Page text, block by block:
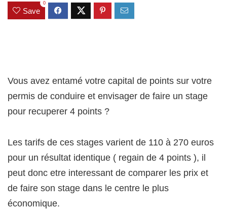
Save
0
Vous avez entamé votre capital de points sur votre
permis de conduire et envisager de faire un stage
pour recuperer 4 points ?
Les tarifs de ces stages varient de 110 à 270 euros
pour un résultat identique ( regain de 4 points ), il
peut donc etre interessant de comparer les prix et
de faire son stage dans le centre le plus
économique.